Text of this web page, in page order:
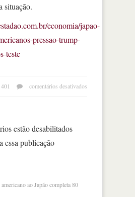
situação.
economia/japao-
pressao-trump-
teste
401 comentários desativados
estão desabilitados
essa publicação
ao Japão completa 80